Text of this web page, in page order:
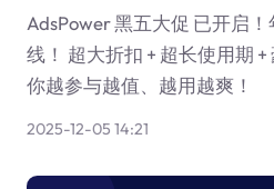
AdsPower 黑五大促 已开启
线！ 超大折扣 + 超长使用期
你越参与越值、越用越爽！
2025-12-05 14:21